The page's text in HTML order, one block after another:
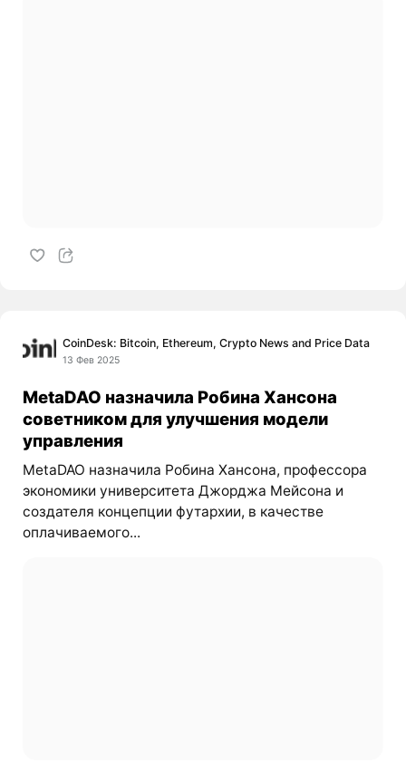
CoinDesk: Bitcoin, Ethereum, Crypto News and Price Data
13 Фев 2025
MetaDAO назначила Робина Хансона
советником для улучшения модели
управления
MetaDAO назначила Робина Хансона, профессора
экономики университета Джорджа Мейсона и
создателя концепции футархии, в качестве
оплачиваемого...